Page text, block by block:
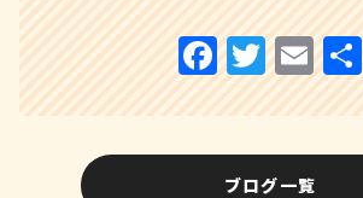
ブログ一覧